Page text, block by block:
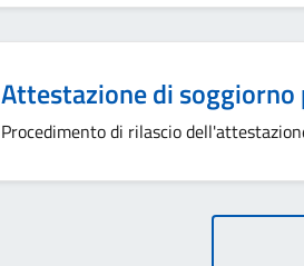
Attestazione di
Procedimento di rilascio